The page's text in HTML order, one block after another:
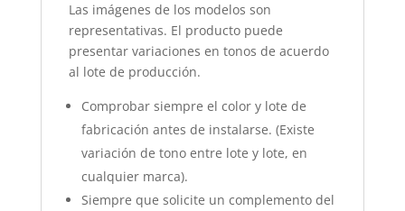
Las imágenes de los modelos son
representativas. El producto puede
presentar variaciones en tonos de acuerdo
al lote de producción.
Comprobar siempre el color y lote de
fabricación antes de instalarse. (Existe
variación de tono entre lote y lote, en
cualquier marca).
Siempre que solicite un complemento del